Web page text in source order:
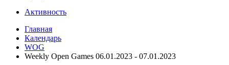
Активность
Главная
Календарь
WOG
Weekly Open Games 06.01.2023 - 07.01.2023